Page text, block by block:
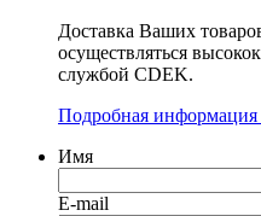
Доставка Ваших
осуществляться
службой CDEK.
Подробная информация
Имя
E-mail